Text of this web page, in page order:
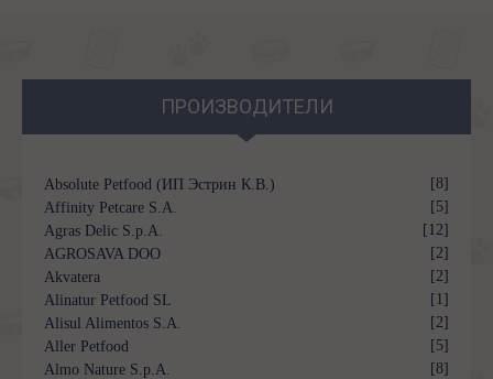
ПРОИЗВОДИТЕЛИ
Absolute Petfood (ИП Эстрин К.В.)
[8]
Affinity Petcare S.A.
[5]
Agras Delic S.p.A.
[12]
AGROSAVA DOO
[2]
Akvatera
[2]
Alinatur Petfood SL
[1]
Alisul Alimentos S.A.
[2]
Aller Petfood
[5]
Almo Nature S.p.A.
[8]